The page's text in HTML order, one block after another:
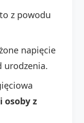
z powodu
napięcie
urodzenia.
osoby z